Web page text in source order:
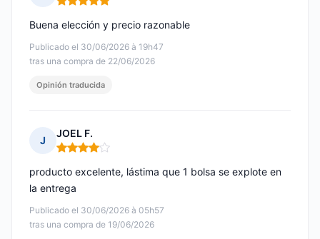
Nota: 5 de 5
Publicado el 30/06/2026 à 19h47
tras una compra de 22/06/2026
Buena elección y precio razonable
Opinión traducida
J
JOEL F.
Nota: 4 de 5
Publicado el 30/06/2026 à 05h57
tras una compra de 19/06/2026
producto excelente, lástima que 1 bolsa se explote en
la entrega